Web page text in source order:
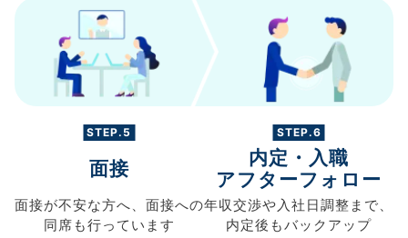
STEP.5
面接
面接が不安な方へ、 面接への
同席も行っています
STEP.6
内定・入職
アフターフォロー
年収交渉や入社日調整まで、
内定後もバックアップ